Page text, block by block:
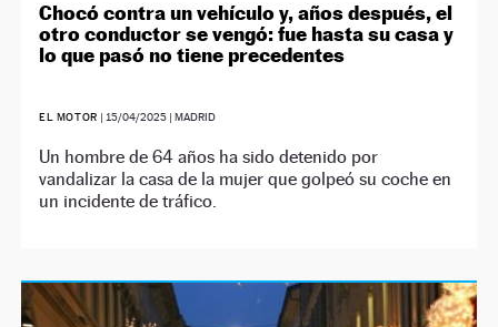
Chocó contra un vehículo y, años después, el
otro conductor se vengó: fue hasta su casa y
lo que pasó no tiene precedentes
EL MOTOR | 15/04/2025| MADRID
Un hombre de 64 años ha sido detenido por
vandalizar la casa de la mujer que golpeó su coche en
un incidente de tráfico.